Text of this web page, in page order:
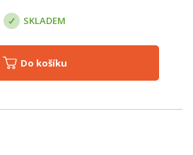
SKLADEM
Do košíku